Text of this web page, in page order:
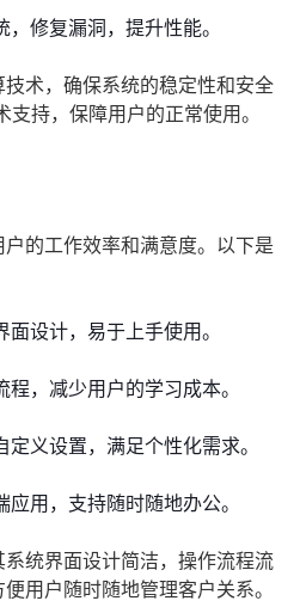
，修复漏洞，提升性能。
术，确保系统的稳定性和安全
持，保障用户的正常使用。
的工作效率和满意度。以下是
面设计，易于上手使用。
程，减少用户的学习成本。
定义设置，满足个性化需求。
应用，支持随时随地办公。
统界面设计简洁，操作流程流
用户随时随地管理客户关系。